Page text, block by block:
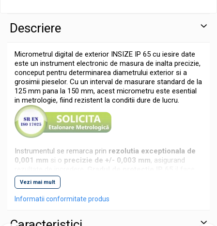
Descriere
Micrometrul digital de exterior INSIZE IP 65 cu iesire date
este un instrument electronic de masura de inalta precizie,
conceput pentru determinarea diametrului exterior si a
grosimii pieselor. Cu un interval de masurare standard de la
125 mm pana la 150 mm, acest micrometru este esential
in metrologie, fiind rezistent la conditii dure de lucru.
Instrumentul se remarca prin rezolutia exceptionala de
0,001 mm si o precizie de +/- 0,003 mm, asigurand
rezistent la jeturi de apa si praf
utilizarea in medii de productie umede sau cu praf.
Pentru o durabilitate crescuta, suprafetele de masurare
este echipat cuclichet integrat
Vezi mai mult
Informatii conformitate produs